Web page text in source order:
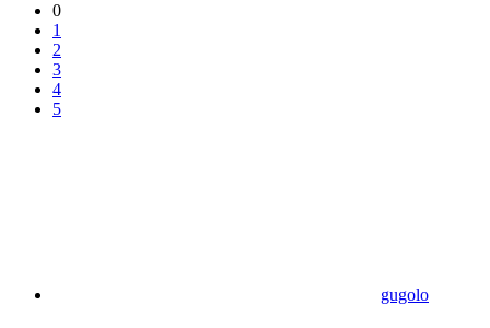
0
1
2
3
4
5
gugolo